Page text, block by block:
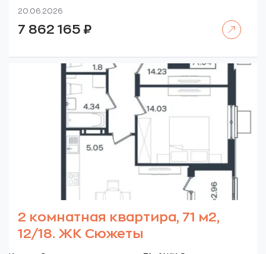
20.06.2026
7 862 165 ₽
2 комнатная квартира, 71 м2,
12/18. ЖК Сюжеты